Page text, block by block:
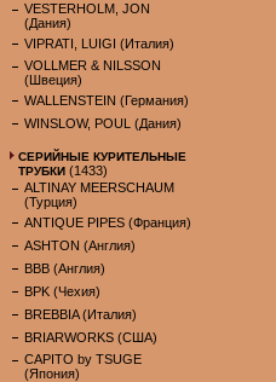
VESTERHOLM, JON
(Дания)
VIPRATI, LUIGI (Италия)
VOLLMER & NILSSON
(Швеция)
WALLENSTEIN (Германия)
WINSLOW, POUL (Дания)
СЕРИЙНЫЕ КУРИТЕЛЬНЫЕ
ТРУБКИ (1433)
ALTINAY MEERSCHAUM
(Турция)
ANTIQUE PIPES (Франция)
ASHTON (Англия)
BBB (Англия)
BPK (Чехия)
BREBBIA (Италия)
BRIARWORKS (США)
CAPITO by TSUGE
(Япония)